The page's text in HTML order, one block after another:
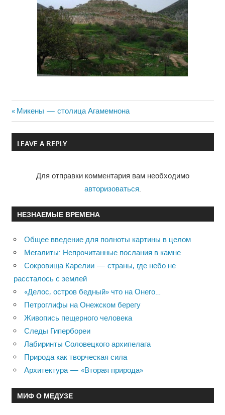
Навигация
по
Previous
Post:
Микены — столица Агамемнона
LEAVE A REPLY
Для отправки комментария вам необходимо
авторизоваться
НЕЗНАЕМЫЕ ВРЕМЕНА
Общее введение для полноты картины в целом
Мегалиты: Непрочитанные послания в камне
Сокровища Карелии — страны, где небо не
рассталось с землей
«Делос, остров бедный» что на Онего…
Петроглифы на Онежском берегу
Живопись пещерного человека
Следы Гипербореи
Лабиринты Соловецкого архипелага
Природа как творческая сила
Архитектура — «Вторая природа»
МИФ О МЕДУЗЕ